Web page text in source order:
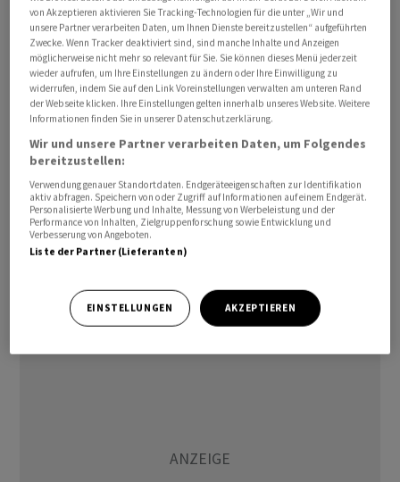
73,5 Millionen Franken "erfreulich" entwickelt. Mit
einem Zufluss von 43 Millionen Franken an
Kundengeldern sei die Bank auch weiterhin gesund
refinanziert.
Wertschriften- und Anlagegeschäft um gut 10 Prozent
auf 2,3 Millionen Franken ab. So hätten die Anlegerinnen
und Anleger aufgrund der weltweit unsicheren
Wirtschaftslage, Inflationsängsten und dem Krieg in der
Ukraine in der ersten Jahreshälfte eher verhalten agiert,
Dienstleistungsgeschäft um fast 30 Prozent auf 1,6
Millionen Franken gestiegen.
von Akzeptieren aktivieren Sie Tracking-Technologien für die unter „Wir und
unsere Partner verarbeiten Daten, um Ihnen Dienste bereitzustellen“ aufgeführten
Zwecke. Wenn Tracker deaktiviert sind, sind manche Inhalte und Anzeigen
möglicherweise nicht mehr so relevant für Sie. Sie können dieses Menü jederzeit
wieder aufrufen, um Ihre Einstellungen zu ändern oder Ihre Einwilligung zu
widerrufen, indem Sie auf den Link Voreinstellungen verwalten am unteren Rand
der Webseite klicken. Ihre Einstellungen gelten innerhalb unseres Website. Weitere
Informationen finden Sie in unserer Datenschutzerklärung.
Wir und unsere Partner verarbeiten Daten, um Folgendes
bereitzustellen:
Verwendung genauer Standortdaten. Endgeräteeigenschaften zur Identifikation
aktiv abfragen. Speichern von oder Zugriff auf Informationen auf einem Endgerät.
Personalisierte Werbung und Inhalte, Messung von Werbeleistung und der
Performance von Inhalten, Zielgruppenforschung sowie Entwicklung und
Verbesserung von Angeboten.
Liste der Partner (Lieferanten)
EINSTELLUNGEN AKZEPTIEREN